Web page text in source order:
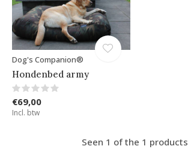
Dog's Companion®
Hondenbed army
€69,00
Incl. btw
Seen 1 of the 1 products